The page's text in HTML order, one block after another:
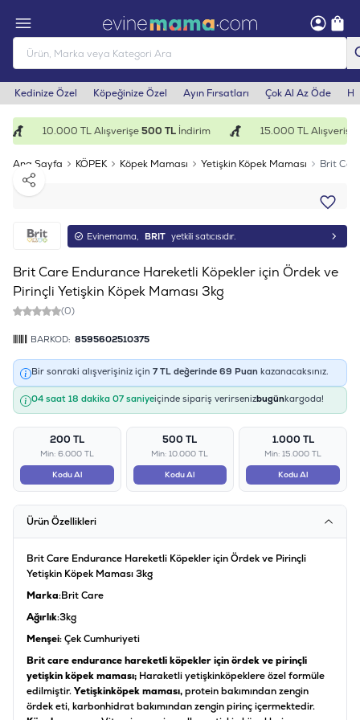
Kedinize Özel Köpeğinize Özel Ayın Fırsatları Çok Al Az Öde
10.000 TL Alışverişe500 TLİndirim 15.000 TL Alışverişe
Ana Sayfa KÖPEK Köpek Maması Yetişkin Köpek Maması
Brit
Paylaş
Evinemama, BRIT yetkili satıcısıdır.
Brit Care Endurance Hareketli Köpekler için Ördek ve
Pirinçli Yetişkin Köpek Maması 3kg
(0)
BARKOD: 8595602510375
Bir sonraki alışverişiniz için 7TL değerinde 69 Puan kazanacaksınız.
04 saat 18 dakika 07 saniyeiçinde sipariş verirsenizbugünkargoda!
200 TL
Min: 6.000 TL
Kodu Al
500 TL
Min: 10.000 TL
Kodu Al
1.000 TL
Min: 15.000 TL
Kodu Al
Ürün Özellikleri
Brit Care Endurance Hareketli Köpekler için Ördek ve Pirinçli
Yetişkin Köpek Maması 3kg
Marka:Brit Care
Ağırlık:3kg
Menşei: Çek Cumhuriyeti
Brit care endurance hareketli köpekler için ördek ve pirinçli
yetişkin köpek maması; Haraketli yetişkinköpeklere özel formüle
edilmiştir.Yetişkinköpek maması,protein bakımından zengin
ördek eti, karbonhidrat bakımından zengin pirinç içermektedir.